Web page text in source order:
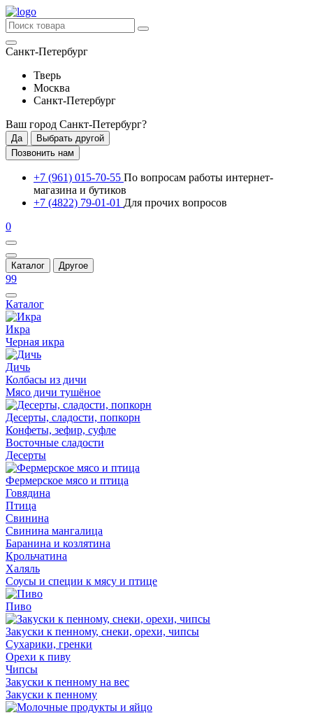
Санкт-Петербург
Тверь
Москва
Санкт-Петербург
Ваш город Санкт-Петербург?
Да
Выбрать другой
Позвонить нам
+7 (961) 015-70-55 По вопросам работы интернет-
магазина и бутиков
+7 (4822) 79-01-01 Для прочих вопросов
0
Каталог Другое
99
Каталог
Икра
Черная икра
Дичь
Колбасы из дичи
Мясо дичи тушёное
Десерты, сладости, попкорн
Конфеты, зефир, суфле
Восточные сладости
Десерты
Фермерское мясо и птица
Говядина
Птица
Свинина
Свинина мангалица
Баранина и козлятина
Крольчатина
Халяль
Соусы и специи к мясу и птице
Пиво
Закуски к пенному, снеки, орехи, чипсы
Сухарики, гренки
Орехи к пиву
Чипсы
Закуски к пенному на вес
Закуски к пенному